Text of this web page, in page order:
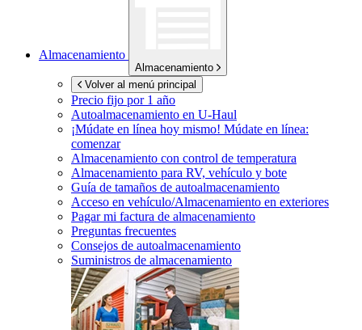
Almacenamiento
Almacenamiento
Volver al menú principal
Precio fijo por 1 año
Autoalmacenamiento en U-Haul
¡Múdate en línea hoy mismo! Múdate en línea:
comenzar
Almacenamiento con control de temperatura
Almacenamiento para RV, vehículo y bote
Guía de tamaños de autoalmacenamiento
Acceso en vehículo/Almacenamiento en exteriores
Pagar mi factura de almacenamiento
Preguntas frecuentes
Consejos de autoalmacenamiento
Suministros de almacenamiento